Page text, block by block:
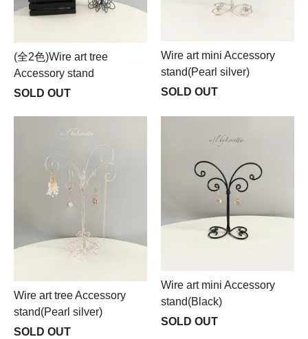
(全2色)Wire art tree
Accessory stand
SOLD OUT
Wire art mini Accessory
stand(Pearl silver)
SOLD OUT
Wire art tree Accessory
stand(Pearl silver)
SOLD OUT
Wire art mini Accessory
stand(Black)
SOLD OUT